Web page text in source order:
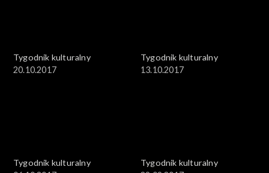
Tygodnik kulturalny
20.10.2017
Tygodnik kulturalny
13.10.2017
Tygodnik kulturalny
Tygodnik kulturalny